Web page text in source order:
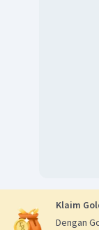
Klaim
Dengan